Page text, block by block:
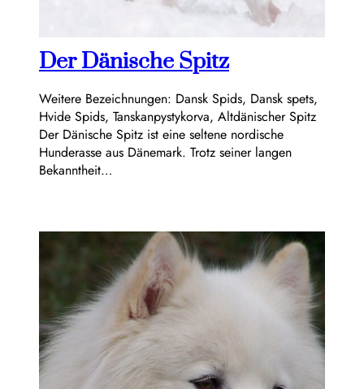
Der Dänische Spitz
Weitere Bezeichnungen: Dansk Spids, Dansk spets,
Hvide Spids, Tanskanpystykorva, Altdänischer Spitz
Der Dänische Spitz ist eine seltene nordische
Hunderasse aus Dänemark. Trotz seiner langen
Bekanntheit…